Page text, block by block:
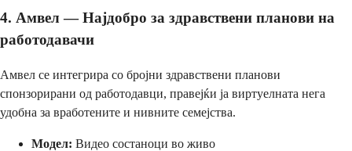
4. Амвел — Најдобро за здравствени планови на
работодавачи
Амвел се интегрира со бројни здравствени планови
спонзорирани од работодавци, правејќи ја виртуелната нега
удобна за вработените и нивните семејства.
Модел: Видео состаноци во живо